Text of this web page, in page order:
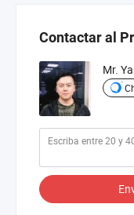
Contactar al
Mr.